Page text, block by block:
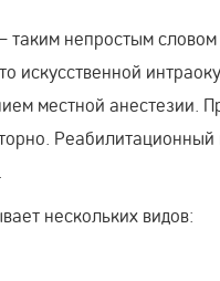
непростым
искусственной
местной анестезии.
нескольких видов: